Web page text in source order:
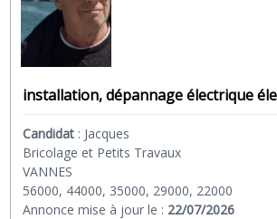
installation, dépannage électrique
Candidat : Jacques
Bricolage et Petits Travaux
VANNES
56000, 44000, 35000, 29000, 22000
Annonce mise à jour le : 22/07/2026